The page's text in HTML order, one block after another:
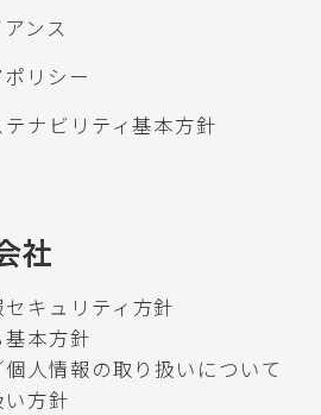
ンス
リシー
ナビリティ基本方針
セキュリティ方針
本方針
人情報の取り扱いについて
方針